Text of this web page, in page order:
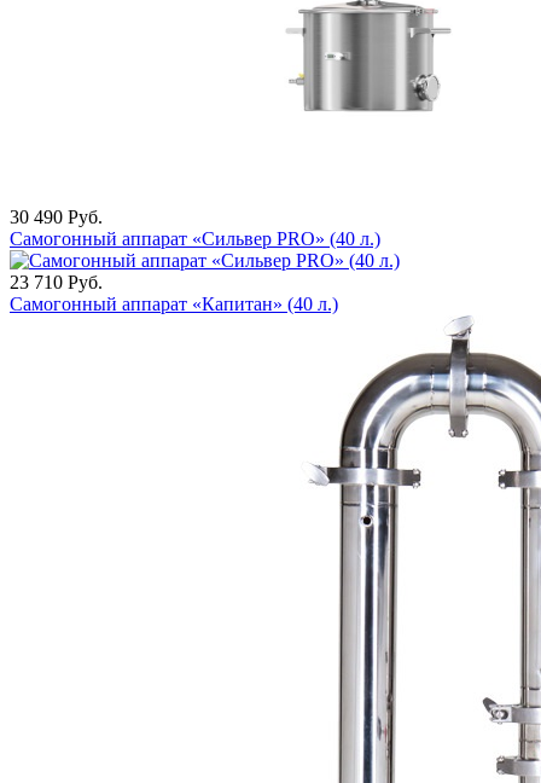
30 490 Руб.
Самогонный аппарат «Сильвер PRO» (40 л.)
23 710 Руб.
Самогонный аппарат «Капитан» (40 л.)